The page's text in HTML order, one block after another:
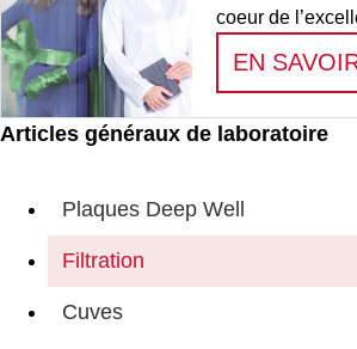
Articles généraux de laboratoire
Plaques Deep Well
Filtration
Cuves
coeur de
EN